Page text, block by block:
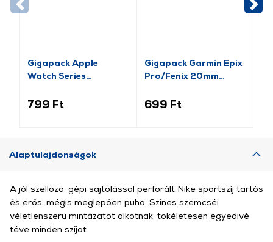
Gigapack Apple
Watch Series
fekete/rozéarany (GP-
799 Ft
Gigapack Garmin Epix
Pro/Fenix 20mm
rózsaszín (149213)
699 Ft
Alaptulajdonságok
A jól szellőző, gépi sajtolással perforált Nike sportszíj tartós
és erős, mégis meglepően puha. Színes szemcséi
véletlenszerű mintázatot alkotnak, tökéletesen egyedivé
téve minden szíjat.